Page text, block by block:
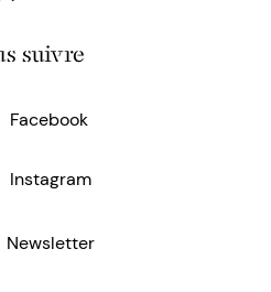
suivre
Facebook
Instagram
Newsletter